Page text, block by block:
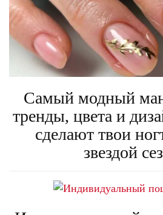
Самый модный
тренды, цвета и
сделают твои
звездой